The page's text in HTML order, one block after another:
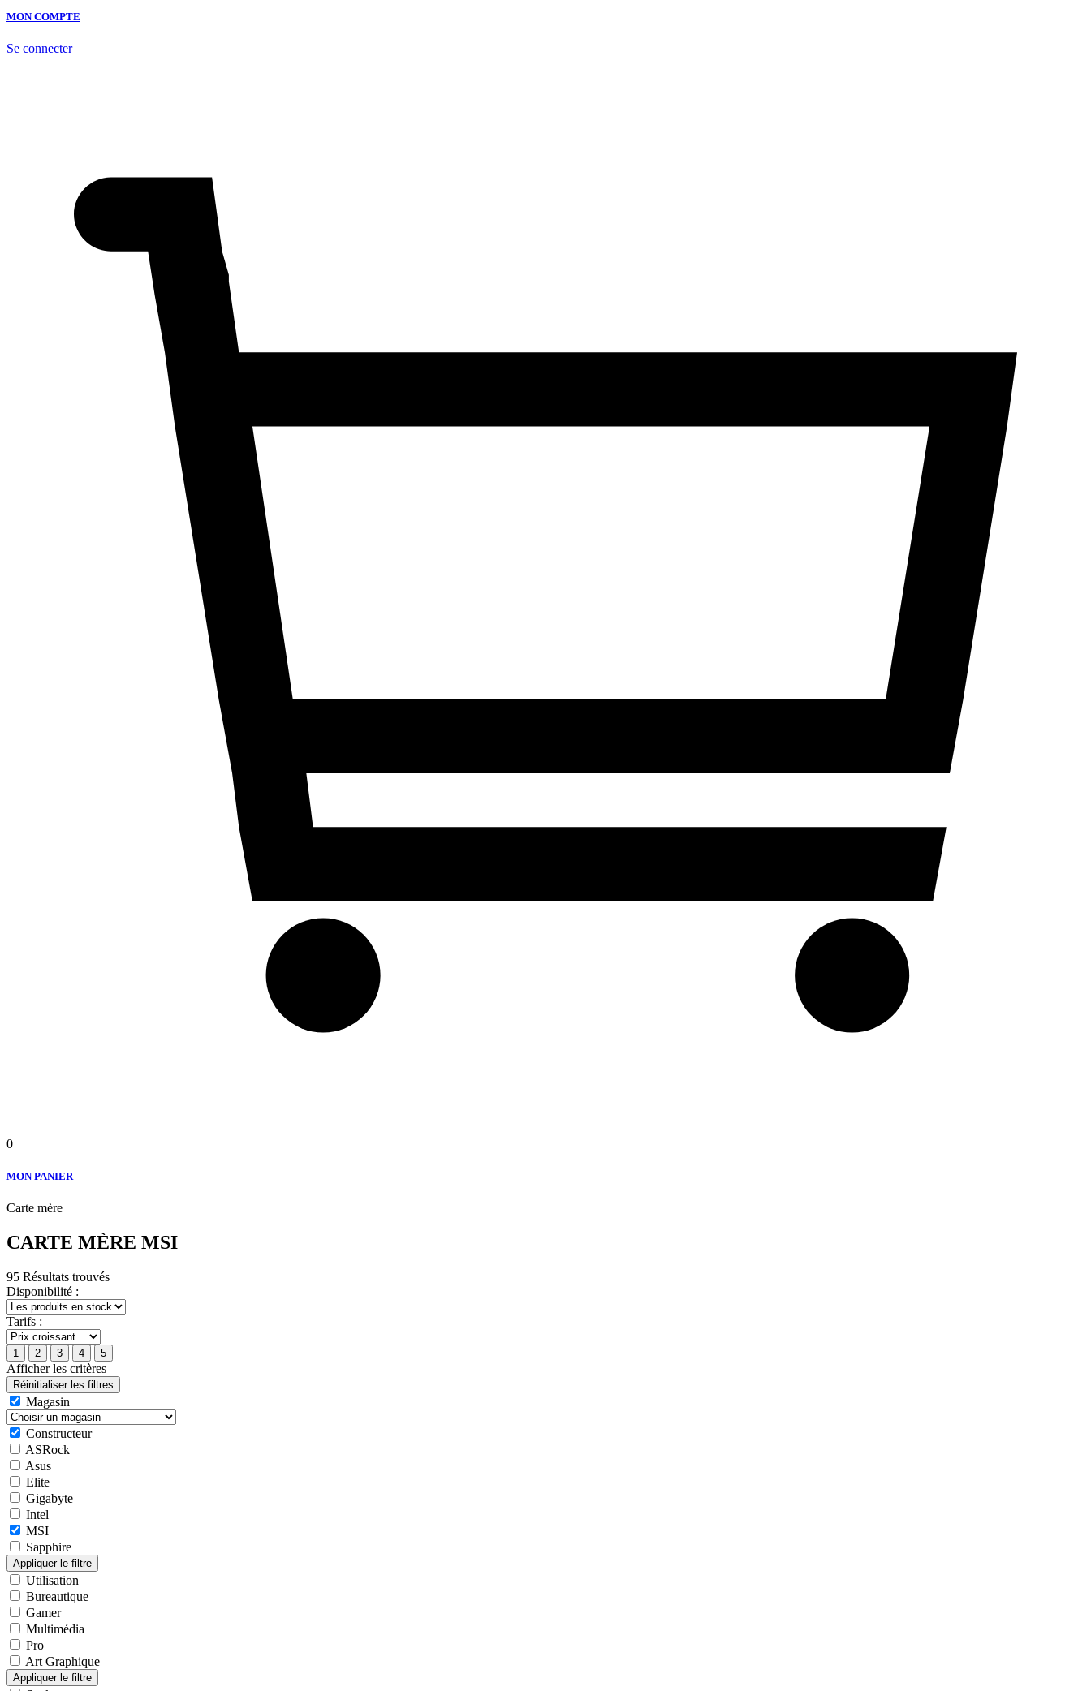
MON COMPTE
Se connecter
0
MON PANIER
Carte mère
CARTE MÈRE MSI
95 Résultats trouvés
Disponibilité :
Tarifs :
Afficher les critères
Magasin
Constructeur
ASRock
Asus
Elite
Gigabyte
Intel
MSI
Sapphire
Utilisation
Bureautique
Gamer
Multimédia
Pro
Art Graphique